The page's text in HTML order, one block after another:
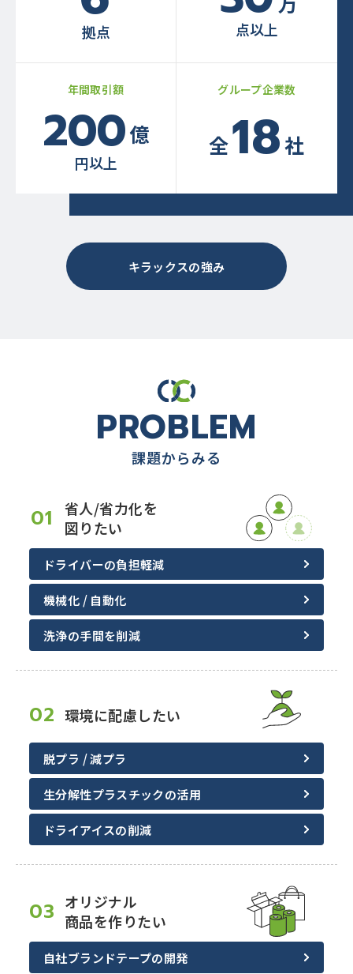
拠点 点以上
年間取引額
200億
円以上
グループ企業数
全18社
キラックスの強み
PROBLEM
課題からみる
01
省人/省力化を
図りたい
ドライバーの負担軽減
機械化 / 自動化
洗浄の手間を削減
02 環境に配慮したい
脱プラ / 減プラ
生分解性プラスチックの活用
ドライアイスの削減
03 オリジナル
商品を作りたい
自社ブランドテープの開発